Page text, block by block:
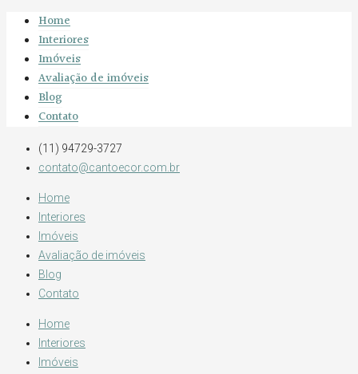
Home
Interiores
Imóveis
Avaliação de imóveis
Blog
Contato
(11) 94729-3727
contato@cantoecor.com.br
Home
Interiores
Imóveis
Avaliação de imóveis
Blog
Contato
Home
Interiores
Imóveis